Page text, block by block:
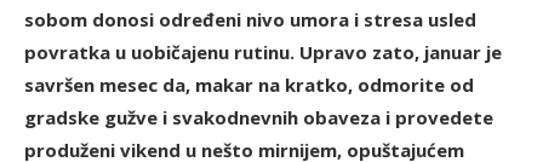
sobom donosi određeni nivo umora i stresa usled
povratka u uobičajenu rutinu. Upravo zato, januar je
savršen mesec da, makar na kratko, odmorite od
gradske gužve i svakodnevnih obaveza i provedete
produženi vikend u nešto mirnijem, opuštajućem